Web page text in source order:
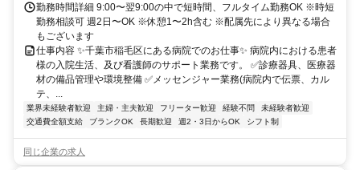
勤務時間詳細 9:00〜翌9:00の中で短時間、フルタイム勤務OK ※時短
勤務相談可 週2日〜OK ※休憩1〜2h含む ※配属先により異なる場合
もございます
仕事内容 ✨千葉市稲毛区にある病院でのお仕事✨ 病院内における患者
様の入院生活、及び看護師のサポート業務です。 ✅診療器具、医療器
材の備品管理や環境整備 ✅メッセンジャー業務(病院内で伝票、カル
テ、...
業界未経験者歓迎 主婦・主夫歓迎 フリーター歓迎 経験不問
未経験者歓迎
交通費全額支給
ブランクOK 長期歓迎 週2・3日からOK シフト制
同じ企業の求人